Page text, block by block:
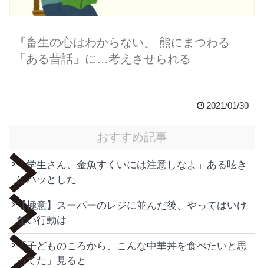
『畜生の心はわからない』 熊にまつわる
「ある昔話」に…考えさせられる
2021/01/30
おすすめ記事
「学生さん、金魚すくいには注意しなよ」ある呟き
にハッとした
【極意】スーパーのレジに並んだ後、やってはいけ
ない行動は
「子どものころから、こんな中華丼を食べたいと思
ってた」見ると